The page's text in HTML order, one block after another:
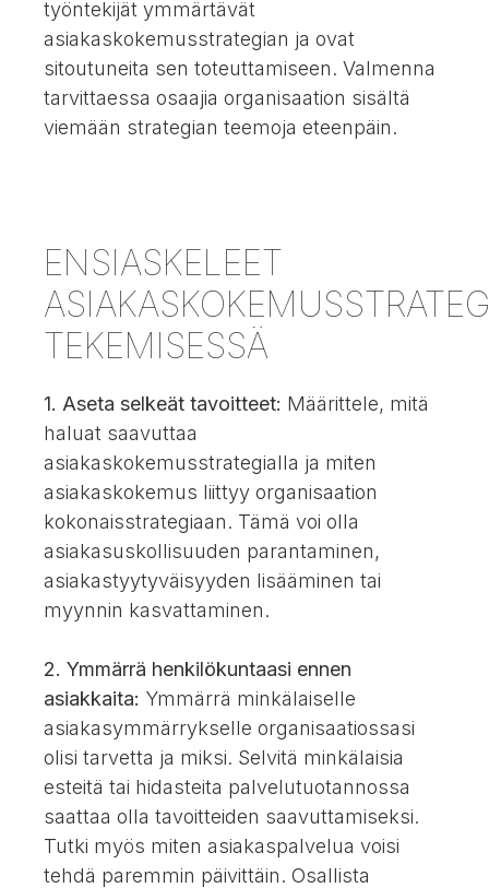
työntekijät ymmärtävät
asiakaskokemusstrategian ja ovat
sitoutuneita sen toteuttamiseen. Valmenna
tarvittaessa osaajia organisaation sisältä
viemään strategian teemoja eteenpäin.
ENSIASKELEET
TEKEMISESSÄ
1. Aseta selkeät tavoitteet: Määrittele, mitä
haluat saavuttaa
asiakaskokemusstrategialla ja miten
asiakaskokemus liittyy organisaation
kokonaisstrategiaan. Tämä voi olla
asiakasuskollisuuden parantaminen,
asiakastyytyväisyyden lisääminen tai
myynnin kasvattaminen.
2. Ymmärrä henkilökuntaasi ennen
asiakkaita: Ymmärrä minkälaiselle
asiakasymmärrykselle organisaatiossasi
olisi tarvetta ja miksi. Selvitä minkälaisia
esteitä tai hidasteita palvelutuotannossa
saattaa olla tavoitteiden saavuttamiseksi.
Tutki myös miten asiakaspalvelua voisi
tehdä paremmin päivittäin. Osallista